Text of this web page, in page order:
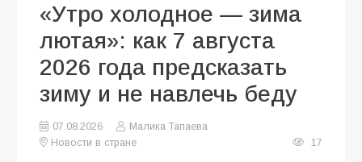
«Утро холодное — зима
лютая»: как 7 августа
2026 года предсказать
зиму и не навлечь беду
07.08.2026
Малика Тапаева
Новости в стране
17